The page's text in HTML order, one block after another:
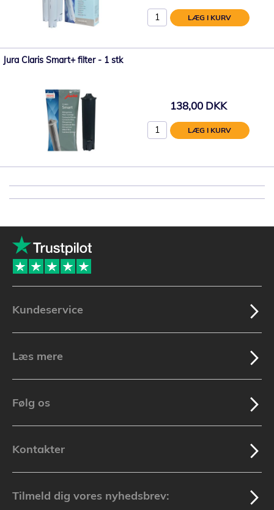
LÆG I KURV
Jura Claris Smart+ filter - 1 stk
138,00 DKK
LÆG I KURV
Kundeservice
Læs mere
Følg os
Kontakter
Tilmeld dig vores nyhedsbrev: